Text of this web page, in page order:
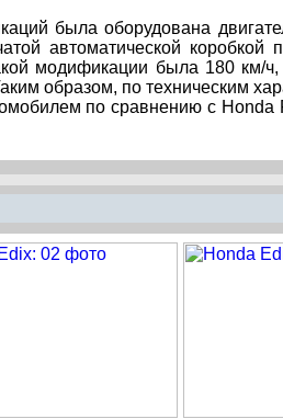
была оборудована
автоматической коробкой
модификации была 180 км/
образом, по техническим
по сравнению с